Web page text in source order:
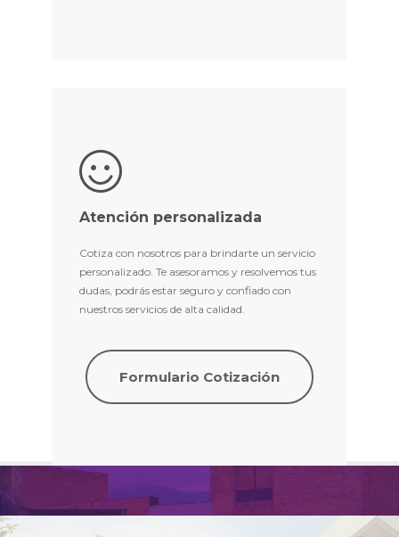
Atención personalizada
Cotiza con nosotros para brindarte un servicio
personalizado. Te asesoramos y resolvemos tus
dudas, podrás estar seguro y confiado con
nuestros servicios de alta calidad.
Formulario Cotización